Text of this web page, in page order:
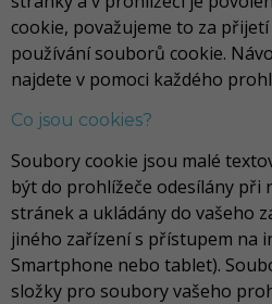
cookie, považujeme to za
používání souborů cookie.
najdete v pomoci každého
Co jsou cookies?
Soubory cookie jsou malé
být do prohlížeče odesílány při
stránek a ukládány do vašeho
jiného zařízení s přístupem na
Smartphone nebo tablet).
složky pro soubory vašeho